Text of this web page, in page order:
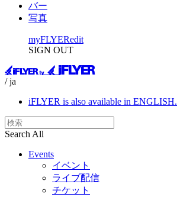
バー
写真
myFLYERedit
SIGN OUT
/ ja
iFLYER is also available in ENGLISH.
Search All
Events
イベント
ライブ配信
チケット